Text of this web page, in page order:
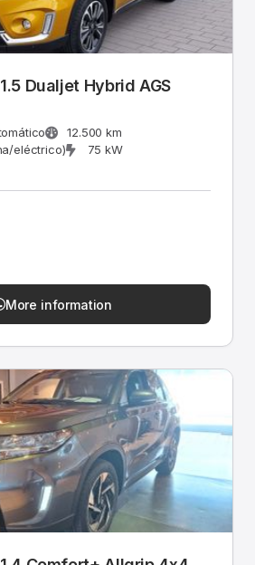
Dualjet Hybrid AGS
12.500 km
eléctrico)
75 kW
More information